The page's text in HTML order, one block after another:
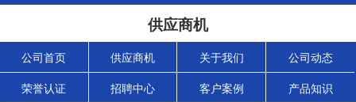
供应商机
公司首页 供应商机 关于我们 公司动态
荣誉认证 招聘中心 客户案例 产品知识